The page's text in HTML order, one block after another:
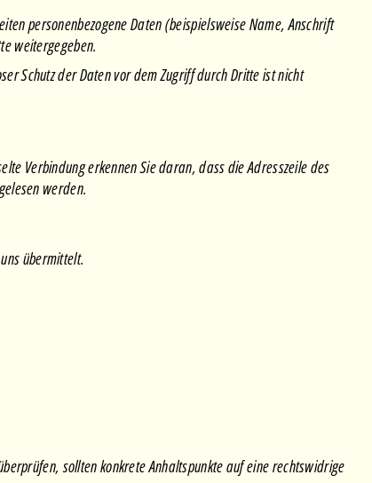
personenbezogene Daten (beispielsweise Name, Anschrift
weitergegeben.
Schutz der Daten vor dem Zugriff durch Dritte ist nicht
Verbindung erkennen Sie daran, dass die Adresszeile des
werden.
übermittelt.
sollten konkrete Anhaltspunkte auf eine rechtswidrige